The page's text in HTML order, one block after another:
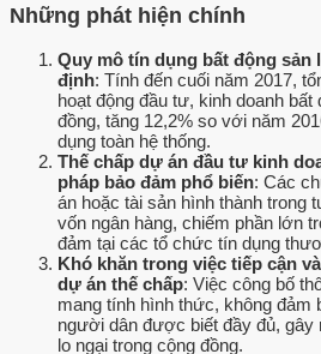
Những phát hiện chính
Quy mô tín dụng bất động
định: Tính đến cuối năm 2017,
hoạt động đầu tư, kinh doanh bất
đồng, tăng 12,2% so với năm
dụng toàn hệ thống.
Thế chấp dự án đầu tư kinh
pháp bảo đảm phổ biến: Các
án hoặc tài sản hình thành trong
vốn ngân hàng, chiếm phần lớn
đảm tại các tổ chức tín dụng
Khó khăn trong việc tiếp cận
dự án thế chấp: Việc công bố
mang tính hình thức, không đảm
người dân được biết đầy đủ, gây
lo ngại trong cộng đồng.